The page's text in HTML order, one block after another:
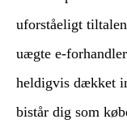
uforståeligt
uægte e-
heldigvis dækket
bistår dig som